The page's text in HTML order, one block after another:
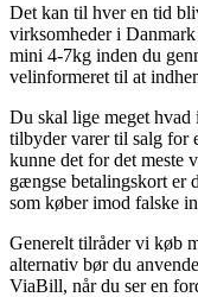
Det kan til hver en tid
virksomheder i
mini 4-7kg inden du
velinformeret til at
Du skal lige meget
tilbyder varer til salg for
kunne det for det meste
gængse betalingskort er
som køber imod falske
Generelt tilråder vi køb
alternativ bør du
ViaBill, når du ser en